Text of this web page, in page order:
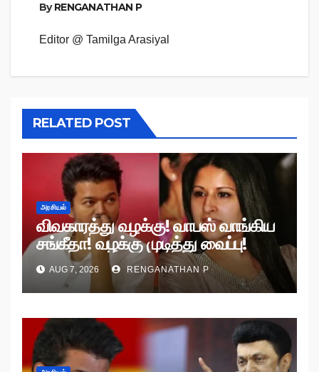
ByRENGANATHAN P
Editor @ Tamilga Arasiyal
RELATED POST
அரசியல்
விவகாரத்து வழக்கு! வாபஸ் வாங்கிய
சங்கீதா! வழக்கு முடித்து வைப்பு!
AUG 7, 2026 RENGANATHAN P